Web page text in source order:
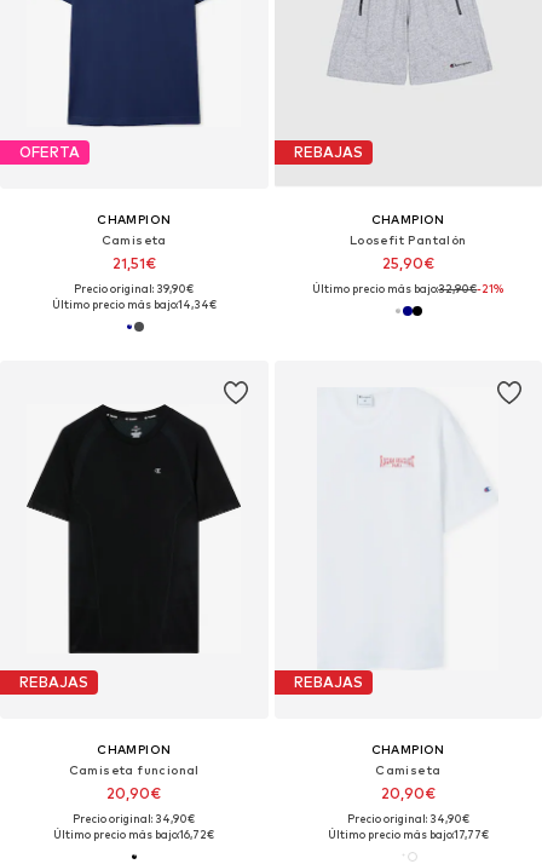
OFERTA
CHAMPION
Camiseta
21,51€
Precio original: 39,90€
Último precio más bajo:14,34€
REBAJAS
CHAMPION
Loosefit Pantalón
25,90€
Último precio más bajo:32,90€-21%
REBAJAS
CHAMPION
Camiseta funcional
20,90€
Precio original: 34,90€
Último precio más bajo:16,72€
REBAJAS
CHAMPION
Camiseta
20,90€
Precio original: 34,90€
Último precio más bajo:17,77€